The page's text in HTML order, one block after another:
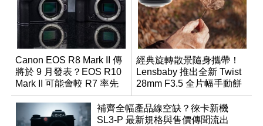
Canon EOS R8 Mark II 傳
將於 9 月發表？EOS R10
Mark II 可能會較 R7 率先
推出
經典旋轉散景隨身攜帶！
Lensbaby 推出全新 Twist
28mm F3.5 全片幅手動餅
乾鏡
補齊全幅產品線空缺？徠卡新機
SL3-P 最新規格與售價傳聞流出